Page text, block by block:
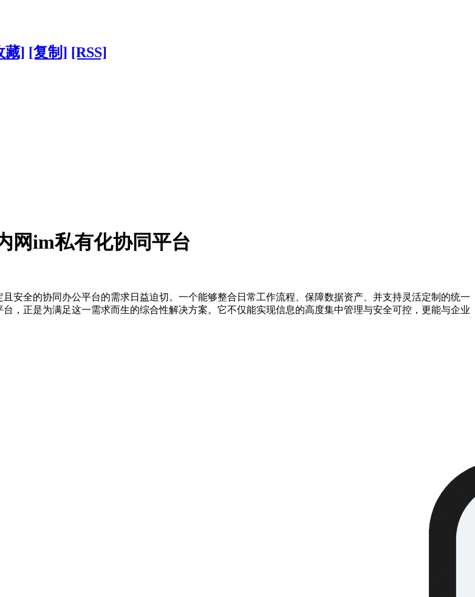
藏] [复制] [RSS]
网im私有化协同平台
安全的协同办公平台的需求日益迫切。一个能够整合日常工作流程、保障数据资产、并支持灵活定制的统一
，正是为满足这一需求而生的综合性解决方案。它不仅能实现信息的高度集中管理与安全可控，更能与企业